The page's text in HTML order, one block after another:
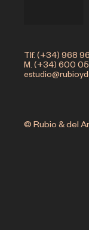
Tlf. (+34) 968
M. (+34) 600
© Rubio & del